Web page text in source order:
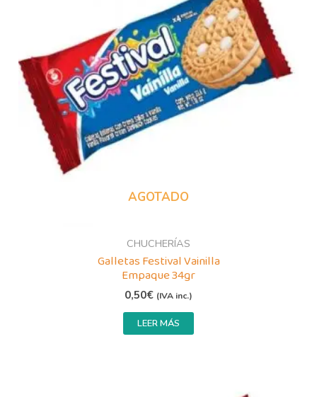
AGOTADO
CHUCHERÍAS
Galletas Festival Vainilla
Empaque 34gr
0,50€ (IVA inc.)
LEER MÁS